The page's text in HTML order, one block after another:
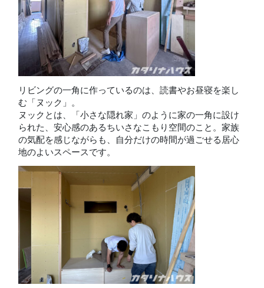
リビングの一角に作っているのは、読書やお昼寝を楽し
む「ヌック」。
ヌックとは、「小さな隠れ家」のように家の一角に設け
られた、安心感のあるちいさなこもり空間のこと。家族
の気配を感じながらも、自分だけの時間が過ごせる居心
地のよいスペースです。